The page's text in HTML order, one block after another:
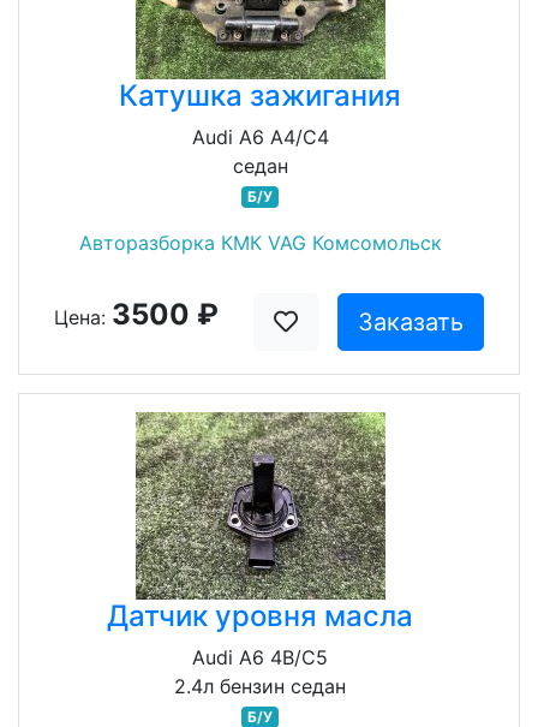
Катушка зажигания
Audi A6 A4/C4
седан
Б/У
Авторазборка КМК VAG Комсомольск
Цена: 3500 ₽ Заказать
Датчик уровня масла
Audi A6 4B/C5
2.4л бензин седан
Б/У